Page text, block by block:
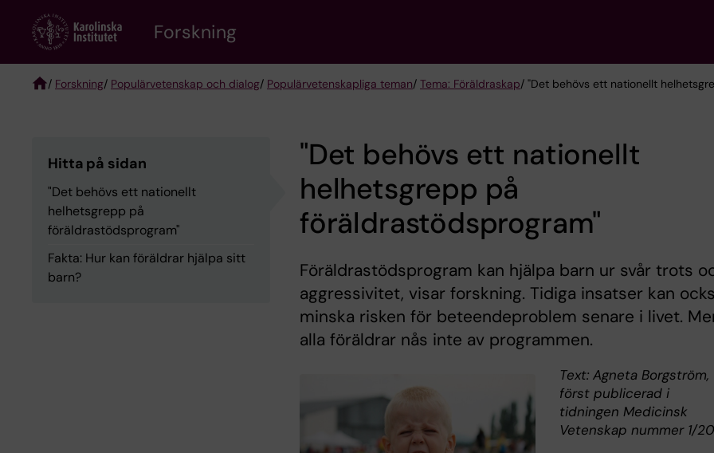
content
Forskning
/ Forskning/ Populärvetenskap och dialog/ Populärvetenskapliga teman/ Tema: Föräldraskap/ "Det behövs ett nationellt
Hitta på sidan
"Det behövs ett nationellt
helhetsgrepp på
föräldrastödsprogram"
Fakta: Hur kan föräldrar hjälpa sitt
barn?
"Det behövs ett nationellt
helhetsgrepp på
föräldrastödsprogram"
Föräldrastödsprogram kan hjälpa barn ur svår trots
aggressivitet, visar forskning. Tidiga insatser kan
minska risken för beteendeproblem senare i livet.
alla föräldrar nås inte av programmen.
Text: Agneta Borgström,
först publicerad i
tidningen Medicinsk
Vetenskap nummer 1/